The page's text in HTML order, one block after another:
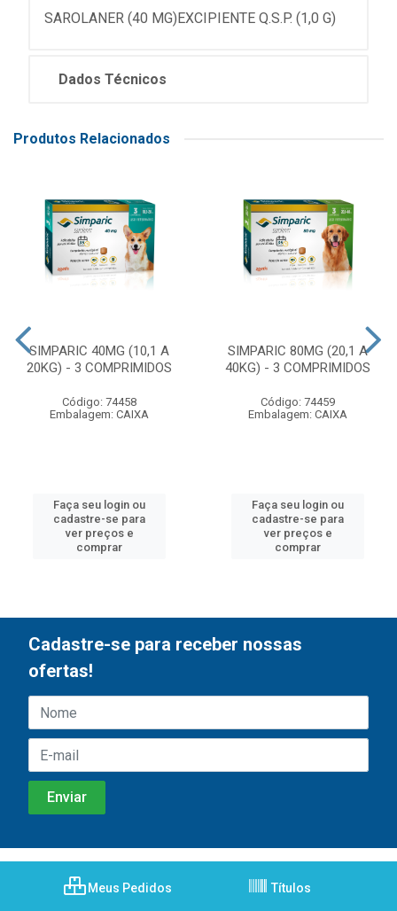
SAROLANER (40 MG)EXCIPIENTE Q.S.P. (1,0 G)
Dados Técnicos
Produtos Relacionados
SIMPARIC 40MG (10,1 A
20KG) - 3 COMPRIMIDOS
Código: 74458
Embalagem: CAIXA
Faça seu login ou
cadastre-se para
ver preços e
comprar
SIMPARIC 80MG (20,1 A
40KG) - 3 COMPRIMIDOS
Código: 74459
Embalagem: CAIXA
Faça seu login ou
cadastre-se para
ver preços e
comprar
Cadastre-se para receber nossas
ofertas!
Meus Pedidos Títulos